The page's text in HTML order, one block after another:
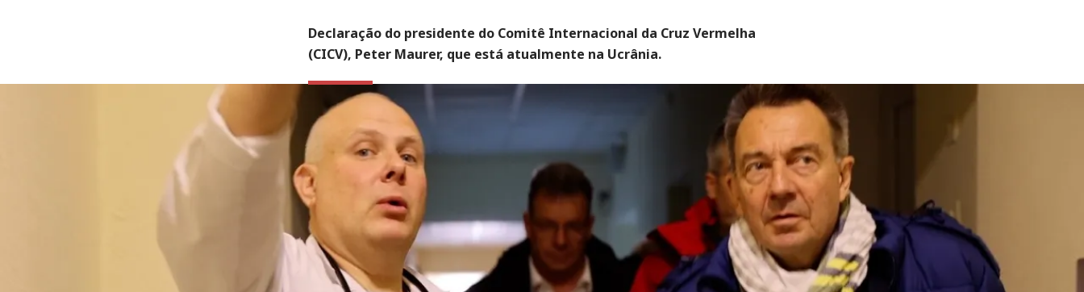
Declaração do presidente do Comitê Internacional da Cruz Vermelha
(CICV), Peter Maurer, que está atualmente na Ucrânia.